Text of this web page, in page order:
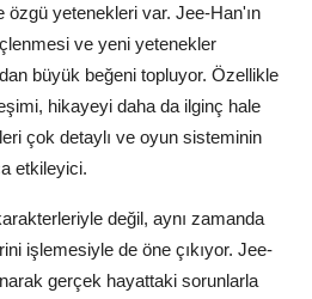
yetenekleri var. Jee-Han'ın
ve yeni yetenekler
büyük beğeni topluyor. Özellikle
hikayeyi daha da ilginç hale
çok detaylı ve oyun sisteminin
etkileyici.
değil, aynı zamanda
işlemesiyle de öne çıkıyor. Jee-
gerçek hayattaki sorunlarla